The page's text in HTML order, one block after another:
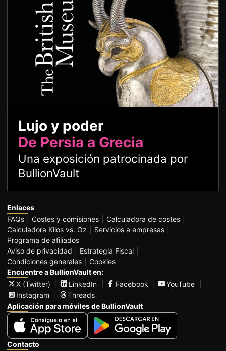
Lujo y poder
De Persia a Grecia
Una exposición patrocinada por
BullionVault
Enlaces
FAQs
Costes y comisiones
Calculadora de costes
Calculadora Kilos vs. Oz
Servicios a empresas
Programa de afiliados
Aviso de privacidad
Estrategia Fiscal
Condiciones generales
Cookies
Encuentre a BullionVault en:
X (Twitter)
LinkedIn Facebook
YouTube
Instagram
Threads
Aplicación para móviles de BullionVault
Contacto